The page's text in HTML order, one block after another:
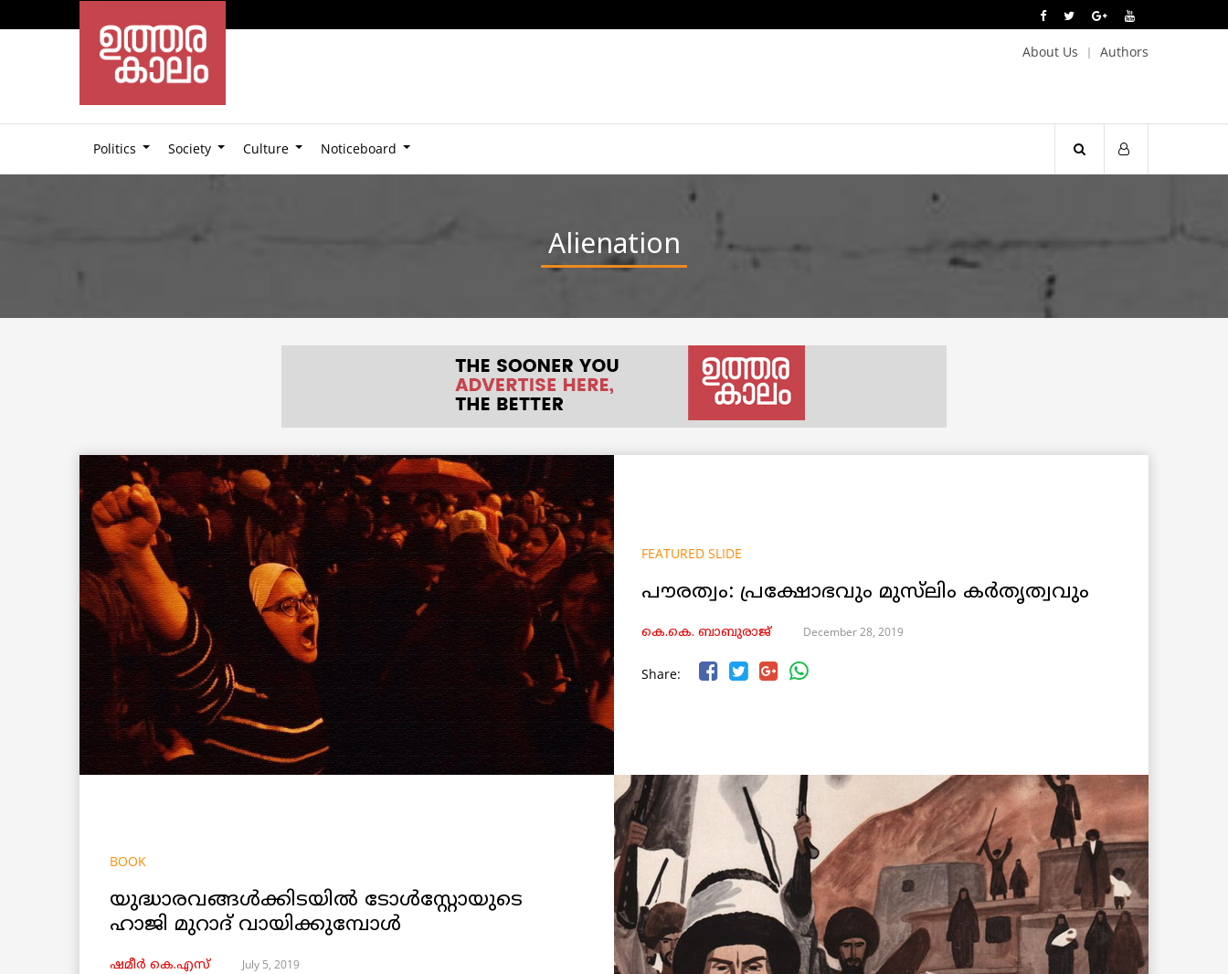
About Us Authors
Politics Society Culture Noticeboard
Alienation
FEATURED SLIDE
പൗരത്വം: പ്രക്ഷോഭവും മുസ്‌ലിം കർതൃത്വവും
കെ.കെ. ബാബുരാജ്‌ December 28, 2019
Share:
BOOK
യുദ്ധാരവങ്ങൾക്കിടയിൽ ടോൾസ്റ്റോയുടെ
ഹാജി മുറാദ് വായിക്കുമ്പോൾ
ഷമീര്‍ കെ.എസ് July 5, 2019